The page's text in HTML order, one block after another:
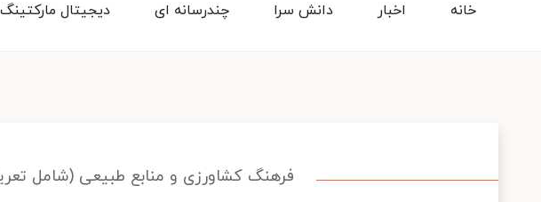
دیجیتال مارکتینگ چندرسانه ای دانش سرا اخبار خانه
فرهنگ کشاورزی و منابع طبیعی (شامل